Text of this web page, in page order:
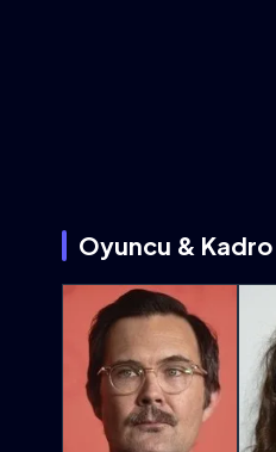
Oyuncu & Kadro